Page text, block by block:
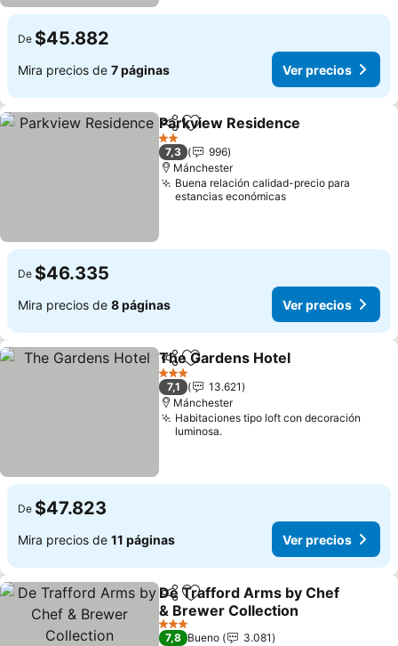
De $45.882
Mira precios de 7 páginas Ver precios
CompartirAgregar a favoritos
Parkview Residence
2 Estrellas
7,3
996
Mánchester
Buena relación calidad-precio para
estancias económicas
De $46.335
Mira precios de 8 páginas Ver precios
Compartir
Agregar a favoritos
The Gardens Hotel
3 Estrellas
7,1
13.621
Mánchester
Habitaciones tipo loft con decoración
luminosa.
De $47.823
Mira precios de 11 páginas Ver precios
CompartirAgregar a favoritos
De Trafford Arms by Chef
& Brewer Collection
3 Estrellas
7,8 Bueno
3.081